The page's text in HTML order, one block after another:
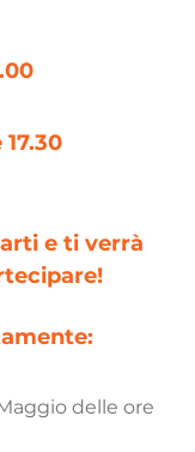
e ti verrà
delle ore